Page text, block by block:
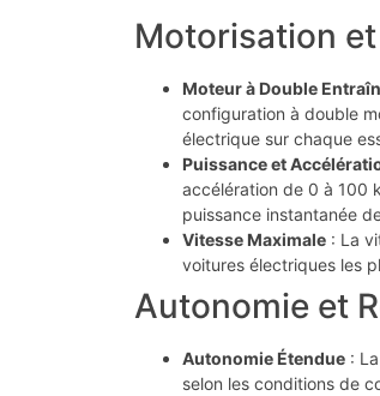
Motorisation
Moteur à Double
configuration à double
électrique sur chaque
Puissance et
accélération de 0 à 100
puissance instantanée
Vitesse Maximale : La
voitures électriques les
Autonomie et
Autonomie Étendue :
selon les conditions de